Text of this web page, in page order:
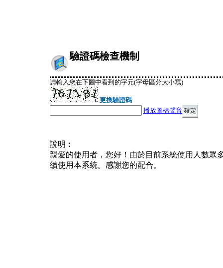
驗證碼檢查機制
請輸入您在下圖中看到的字元(字母區分大小寫)
更換驗證碼
播放圖檔聲音
說明︰
親愛的使用者，您好！由於目前系統使用人數眾
續使用本系統。感謝您的配合。